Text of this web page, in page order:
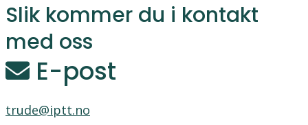
Slik kommer du i kontakt
med oss
E-post
trude@iptt.no